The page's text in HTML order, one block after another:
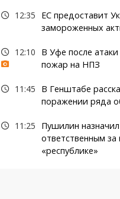
12:35
ЕС предоставит
замороженных
12:10
В Уфе после
пожар на НПЗ
11:45
В Генштабе
поражении ряда
11:25
Пушилин
ответственным за
«республике»